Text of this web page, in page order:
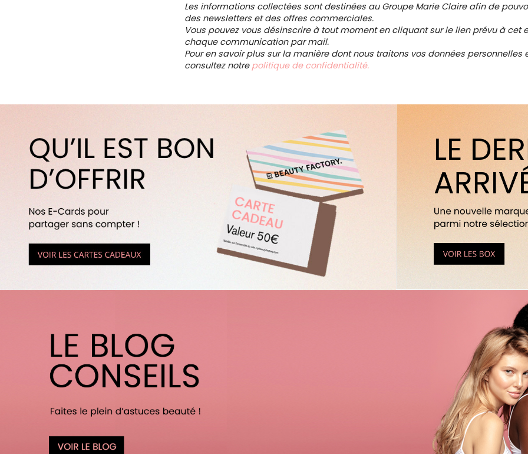
Les informations collectées sont destinées au Groupe Marie Claire afin de
des newsletters et des offres commerciales.
Vous pouvez vous désinscrire à tout moment en cliquant sur le lien prévu à cet
chaque communication par mail.
Pour en savoir plus sur la manière dont nous traitons vos données personnelles
consultez notre politique de confidentialité.